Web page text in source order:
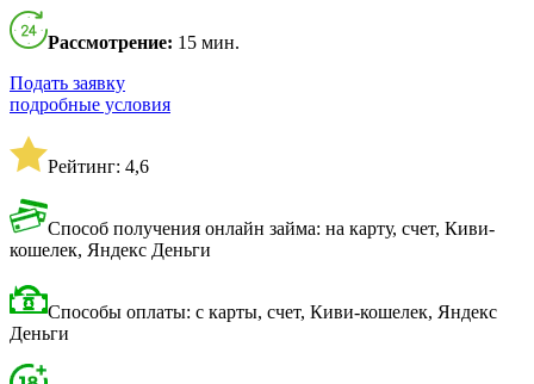
Рассмотрение: 15 мин.
Подать заявку
подробные условия
Рейтинг: 4,6
Способ получения онлайн займа: на карту, счет, Киви-
кошелек, Яндекс Деньги
Способы оплаты: с карты, счет, Киви-кошелек, Яндекс
Деньги